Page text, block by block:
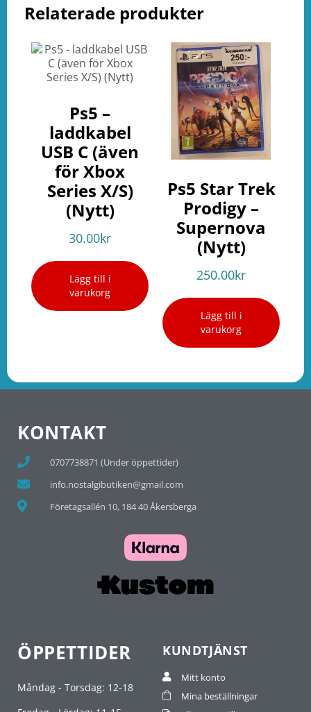
Relaterade produkter
Ps5 –
laddkabel
USB C (även
för Xbox
Series X/S)
(Nytt)
30.00kr
Lägg till i
varukorg
Ps5 Star Trek
Prodigy –
Supernova
(Nytt)
250.00kr
Lägg till i
varukorg
KONTAKT
0707738871 (Under öppettider)
info.nostalgibutiken@gmail.com
Företagsallén 10, 184 40 Åkersberga
ÖPPETTIDER
Måndag - Torsdag: 12-18
KUNDTJÄNST
Mitt konto
Mina beställningar